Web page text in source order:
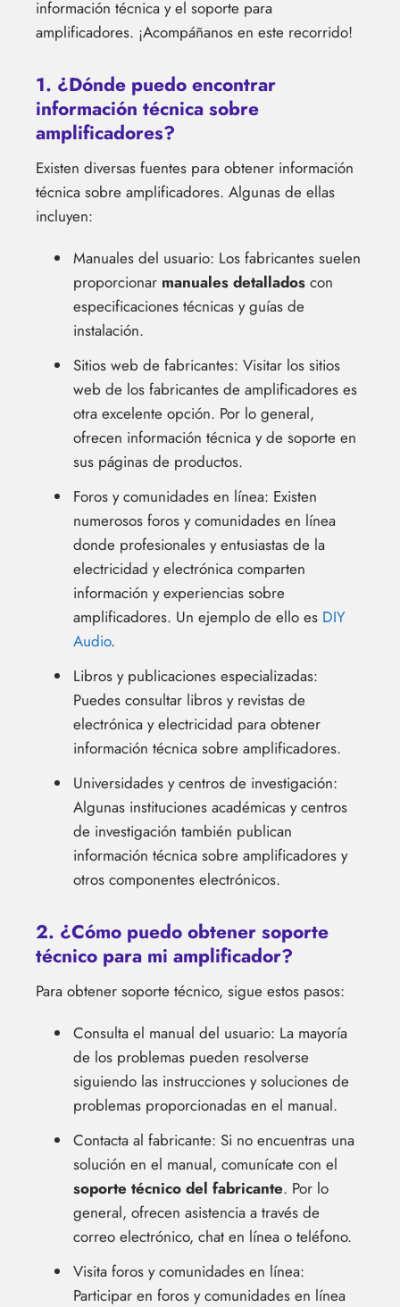
información técnica y el soporte para
amplificadores. ¡Acompáñanos en este recorrido!
1. ¿Dónde puedo encontrar
información técnica sobre
amplificadores?
Existen diversas fuentes para obtener información
técnica sobre amplificadores. Algunas de ellas
incluyen:
Manuales del usuario: Los fabricantes suelen
proporcionar manuales detallados con
especificaciones técnicas y guías de
instalación.
Sitios web de fabricantes: Visitar los sitios
web de los fabricantes de amplificadores es
otra excelente opción. Por lo general,
ofrecen información técnica y de soporte en
sus páginas de productos.
Foros y comunidades en línea: Existen
numerosos foros y comunidades en línea
donde profesionales y entusiastas de la
electricidad y electrónica comparten
información y experiencias sobre
amplificadores. Un ejemplo de ello es DIY
Audio.
Libros y publicaciones especializadas:
Puedes consultar libros y revistas de
electrónica y electricidad para obtener
información técnica sobre amplificadores.
Universidades y centros de investigación:
Algunas instituciones académicas y centros
de investigación también publican
información técnica sobre amplificadores y
otros componentes electrónicos.
2. ¿Cómo puedo obtener soporte
técnico para mi amplificador?
Para obtener soporte técnico, sigue estos pasos:
Consulta el manual del usuario: La mayoría
de los problemas pueden resolverse
siguiendo las instrucciones y soluciones de
problemas proporcionadas en el manual.
Contacta al fabricante: Si no encuentras una
solución en el manual, comunícate con el
soporte técnico del fabricante. Por lo
general, ofrecen asistencia a través de
correo electrónico, chat en línea o teléfono.
Visita foros y comunidades en línea:
Participar en foros y comunidades en línea